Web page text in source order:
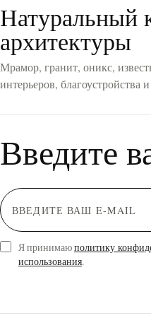
Натуральный
архитектуры
Мрамор, гранит, оникс,
интерьеров, благоустройства
Введите
Я принимаюполитику
использования.